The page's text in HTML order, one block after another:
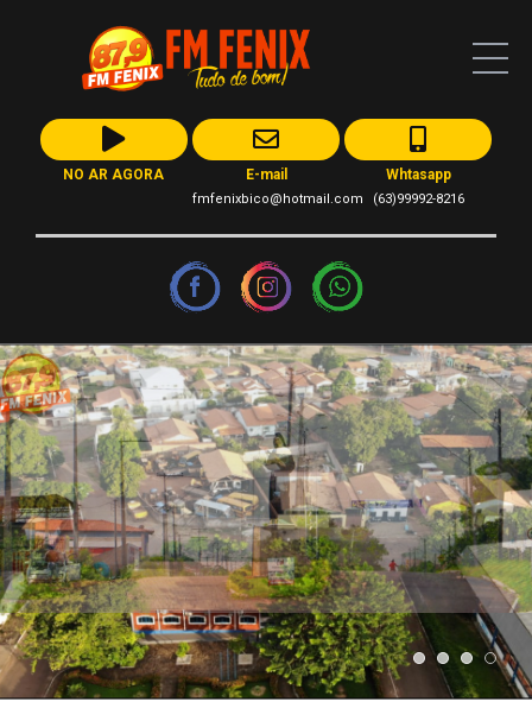
NO AR AGORA E-mail
fmfenixbico@hotmail.com
Whtasapp
(63)99992-8216